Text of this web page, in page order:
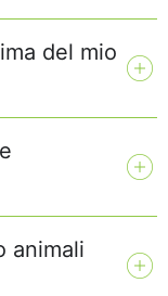
del mio
animali